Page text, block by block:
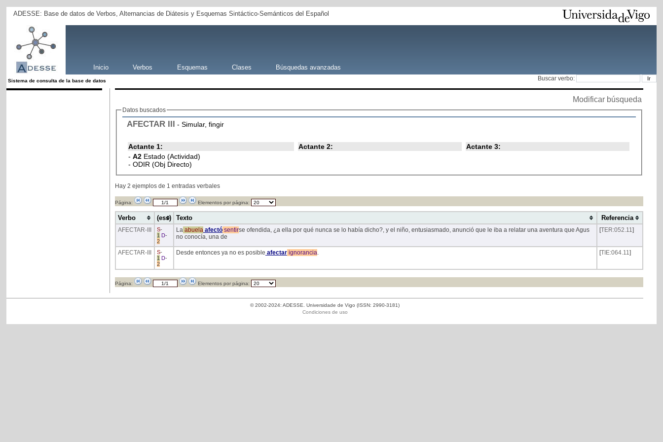
ADESSE: Base de datos de Verbos, Alternancias de Diátesis y Esquemas Sintáctico-Semánticos del Español
Inicio Verbos Esquemas Clases Búsquedas avanzadas
Sistema de consulta de la base de datos Buscar verbo:
Modificar búsqueda
Datos buscados
AFECTAR III - Simular, fingir
Actante 1:
- A2Estado (Actividad)
- ODIR (Obj Directo)
Actante 2: Actante 3:
Hay 2 ejemplos de 1 entradas verbales
Página: Elementos por página:
Verbo (ess) Texto Referencia
AFECTAR-III S-
1
D-
2
Laabuelaafectósentirse ofendida, ¿a ella por qué nunca se lo había dicho?, y el niño, entusiasmado, anunció que le iba a relatar una aventura que Agus
no conocía, una de
[TER:052.11]
AFECTAR-III S-
1
D-
2
Desde entonces ya no es posible afectarignorancia. [TIE:064.11]
Página: Elementos por página:
© 2002-2024: ADESSE. Universidade de Vigo (ISSN: 2990-3181)
Condiciones de uso